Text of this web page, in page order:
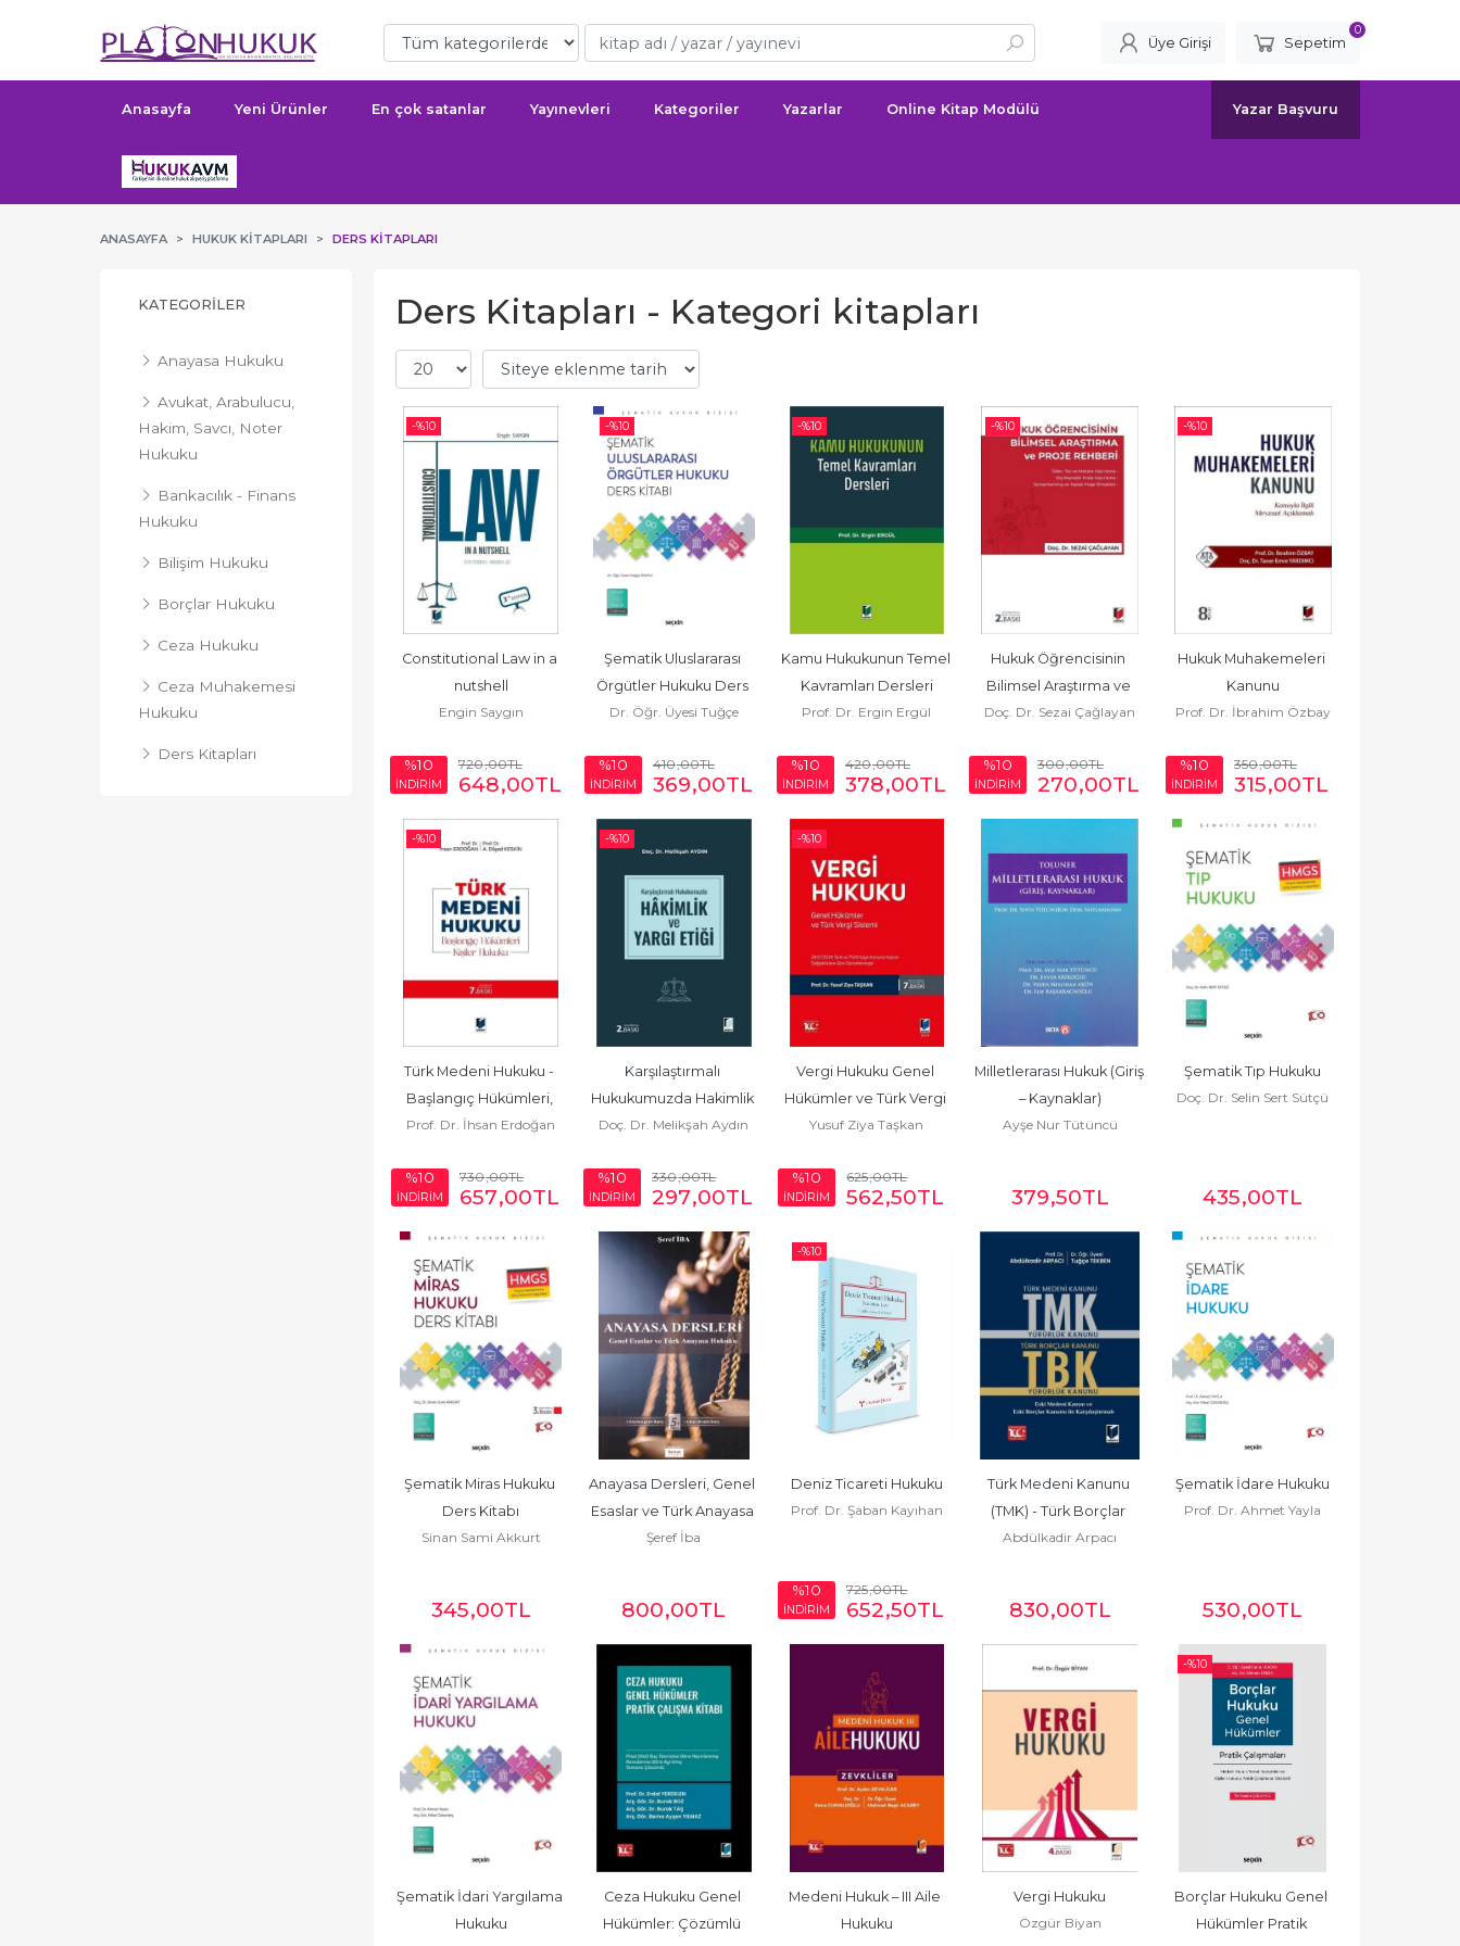
Üye Girişi Sepetim
0
Anasayfa Yeni Ürünler En çok satanlar Yayınevleri Kategoriler Yazarlar Online Kitap Modülü Yazar Başvuru
ANASAYFA HUKUK KITAPLARI DERS KITAPLARI
KATEGORILER
Anayasa Hukuku
Avukat, Arabulucu,
Hakim, Savcı, Noter
Hukuku
Bankacılık - Finans
Hukuku
Bilişim Hukuku
Borçlar Hukuku
Ceza Hukuku
Ceza Muhakemesi
Hukuku
Ders Kitapları
Ders Kitapları - Kategori kitapları
-%10
Constitutional Law in a
nutshell
Engin Saygın
%10
İNDİRİM
720,00TL
648,00TL
-%10
Şematik Uluslararası
Örgütler Hukuku Ders
Kitabı
Dr. Öğr. Üyesi Tuğçe
%10
İNDİRİM
410,00TL
369,00TL
-%10
Kamu Hukukunun Temel
Kavramları Dersleri
Prof. Dr. Ergin Ergül
%10
İNDİRİM
420,00TL
378,00TL
-%10
Hukuk Öğrencisinin
Bilimsel Araştırma ve
Proje Rehberi
Doç. Dr. Sezai Çağlayan
%10
İNDİRİM
300,00TL
270,00TL
-%10
Hukuk Muhakemeleri
Kanunu
Prof. Dr. İbrahim Özbay
%10
İNDİRİM
350,00TL
315,00TL
-%10
Türk Medeni Hukuku -
Başlangıç Hükümleri,
Kişiler Hukuku
Prof. Dr. İhsan Erdoğan
%10
İNDİRİM
730,00TL
657,00TL
-%10
Karşılaştırmalı
Hukukumuzda Hakimlik
ve Yargı Etiği
Doç. Dr. Melikşah Aydın
%10
İNDİRİM
330,00TL
297,00TL
-%10
Vergi Hukuku Genel
Hükümler ve Türk Vergi
Sistemi
Yusuf Ziya Taşkan
%10
İNDİRİM
625,00TL
562,50TL
Milletlerarası Hukuk (Giriş
– Kaynaklar)
Ayşe Nur Tütüncü
379,50TL
Şematik Tıp Hukuku
Doç. Dr. Selin Sert Sütçü
435,00TL
Şematik Miras Hukuku
Ders Kitabı
Sinan Sami Akkurt
345,00TL
Anayasa Dersleri, Genel
Esaslar ve Türk Anayasa
Hukuku
Şeref İba
800,00TL
-%10
Deniz Ticareti Hukuku
Prof. Dr. Şaban Kayıhan
%10
İNDİRİM
725,00TL
652,50TL
Türk Medeni Kanunu
(TMK) - Türk Borçlar
Kanunu (TBK)
Abdülkadir Arpacı
830,00TL
Şematik İdare Hukuku
Prof. Dr. Ahmet Yayla
530,00TL
Şematik İdari Yargılama
Hukuku
Ceza Hukuku Genel
Hükümler: Çözümlü
Medeni Hukuk – III Aile
Hukuku
Vergi Hukuku
Özgür Biyan
-%10
Borçlar Hukuku Genel
Hükümler Pratik